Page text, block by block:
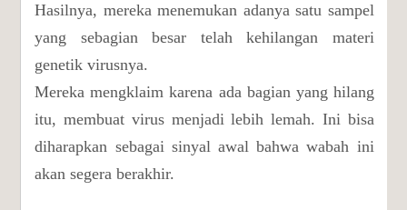
Hasilnya, mereka menemukan adanya satu sampel
yang sebagian besar telah kehilangan materi
genetik virusnya.
Mereka mengklaim karena ada bagian yang hilang
itu, membuat virus menjadi lebih lemah. Ini bisa
diharapkan sebagai sinyal awal bahwa wabah ini
akan segera berakhir.